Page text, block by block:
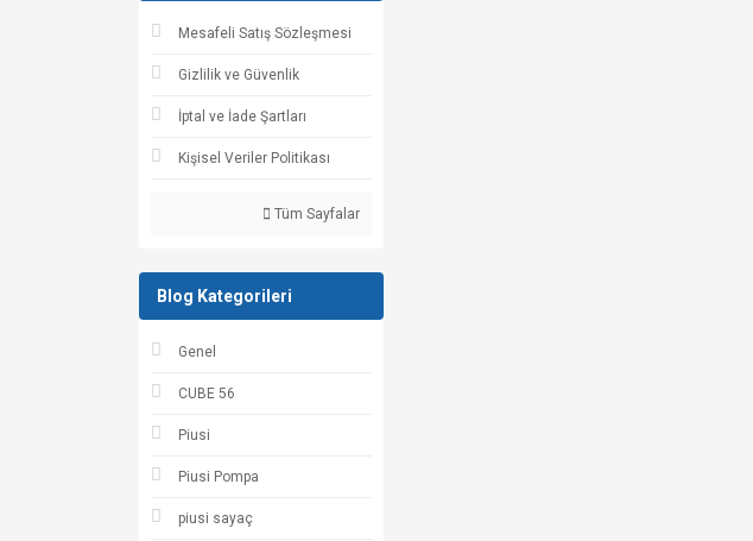
Mesafeli Satış Sözleşmesi
Gizlilik ve Güvenlik
İptal ve İade Şartları
Kişisel Veriler Politikası
Tüm Sayfalar
Blog Kategorileri
Genel
CUBE 56
Piusi
Piusi Pompa
piusi sayaç